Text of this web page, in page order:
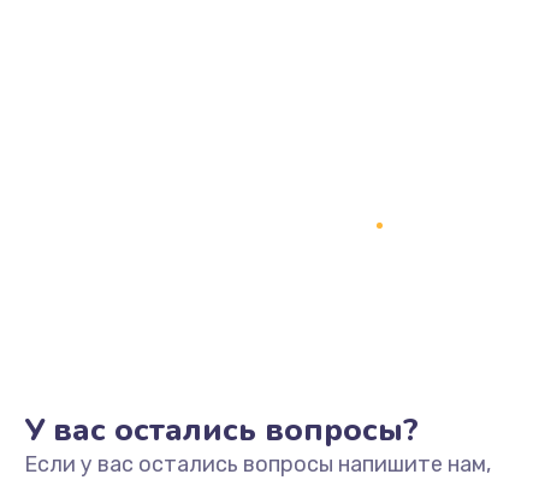
У вас остались вопросы?
Если у вас остались вопросы напишите нам,